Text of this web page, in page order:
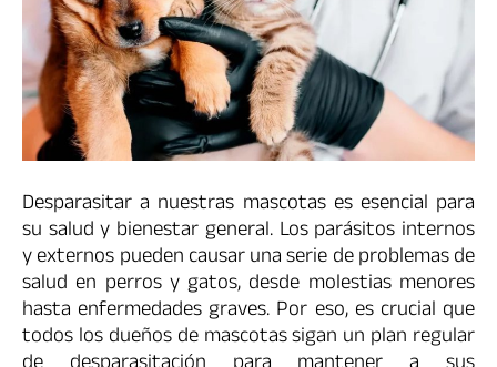
Desparasitar a nuestras mascotas es esencial para
su salud y bienestar general. Los parásitos internos
y externos pueden causar una serie de problemas de
salud en perros y gatos, desde molestias menores
hasta enfermedades graves. Por eso, es crucial que
todos los dueños de mascotas sigan un plan regular